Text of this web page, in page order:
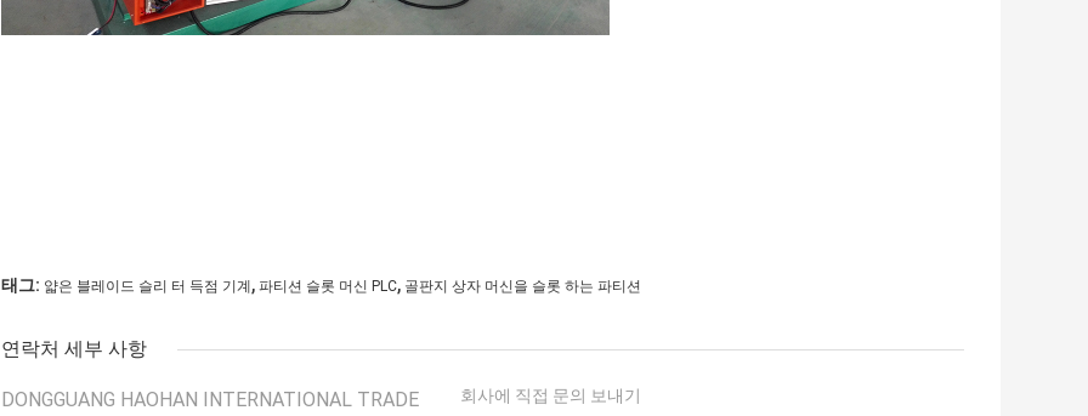
태그: 얇은 블레이드 슬리 터 득점 기계 , 파티션 슬롯 머신 PLC, 골판지 상자 머신을 슬롯 하는 파티션
연락처 세부 사항
DONGGUANG HAOHAN INTERNATIONAL TRADE
회사에 직접 문의 보내기